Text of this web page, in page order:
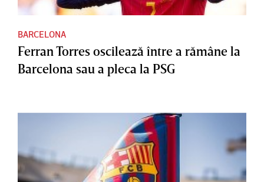
BARCELONA
Ferran Torres oscilează între a rămâne la
Barcelona sau a pleca la PSG